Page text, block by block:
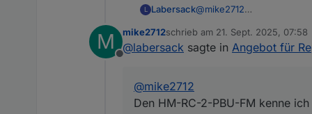
L Labersack@mike2712
betroffenen Schalter sind,
HM-LC-Sw1PBU-FM und
M
Offline
mike2712schrieb am 21. Sept. 2025, 07:58
zuletzt editiert von
@labersack sagte in Angebot für
@mike2712
Den HM-RC-2-PBU-FM kenne